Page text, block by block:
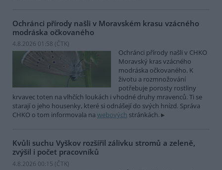
Ochránci přírody našli v Moravském krasu vzácného
modráska očkovaného
4.8.2026 01:58 (ČTK)
Ochránci přírody našli v CHKO
Moravský kras vzácného
modráska očkovaného. K
životu a rozmnožování
potřebuje porosty rostliny
krvavec toten na vlhčích loukách i vhodné druhy mravenců. Ti se
starají o jeho housenky, které si odnášejí do svých hnízd. Správa
CHKO o tom informovala na webových stránkách.
Kvůli suchu Vyškov rozšířil zálivku stromů a zeleně,
zvýšil i počet pracovníků
4.8.2026 00:15 (ČTK)